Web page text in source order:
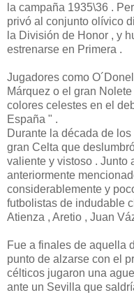
la campaña 1935\36 .
privó al conjunto olívico
la División de Honor , y
estrenarse en Primera .
Jugadores como
Márquez o el gran
colores celestes en el
España " .
Durante la década de
gran Celta que
valiente y vistoso . Junto
anteriormente
considerablemente y
futbolistas de indudable
Atienza , Aretio , Juan
Fue a finales de aquella
punto de alzarse con el
célticos jugaron una
ante un Sevilla que